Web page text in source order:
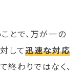
とで、万が一の
して迅速な対応
終わりではなく、